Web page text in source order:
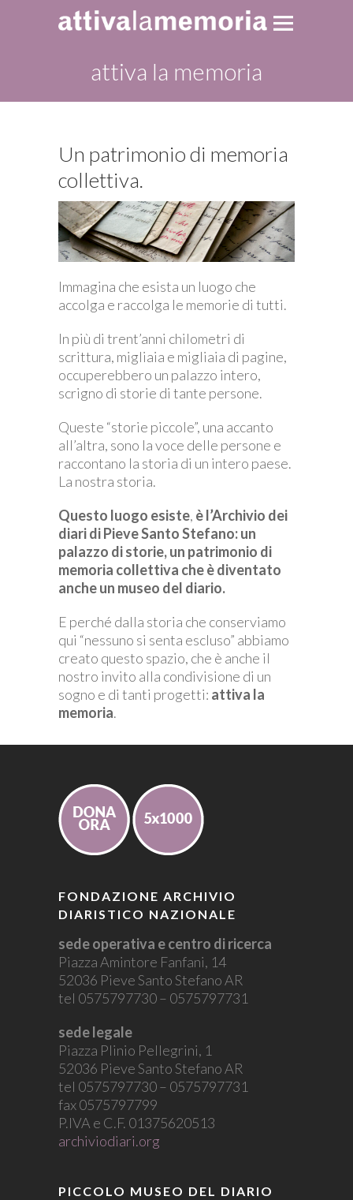
attiva la memoria
Un patrimonio di memoria
collettiva.
Immagina che esista un luogo che
accolga e raccolga le memorie di tutti.
In più di trent’anni chilometri di
scrittura, migliaia e migliaia di pagine,
occuperebbero un palazzo intero,
scrigno di storie di tante persone.
Queste “storie piccole”, una accanto
all’altra, sono la voce delle persone e
raccontano la storia di un intero paese.
La nostra storia.
Questo luogo esiste, è l’Archivio dei
diari di Pieve Santo Stefano: un
palazzo di storie, un patrimonio di
memoria collettiva che è diventato
anche un museo del diario.
E perché dalla storia che conserviamo
qui “nessuno si senta escluso” abbiamo
creato questo spazio, che è anche il
nostro invito alla condivisione di un
sogno e di tanti progetti: attiva la
memoria.
FONDAZIONE ARCHIVIO
DIARISTICO NAZIONALE
sede operativa e centro di ricerca
Piazza Amintore Fanfani, 14
52036 Pieve Santo Stefano AR
tel 0575797730 – 0575797731
sede legale
Piazza Plinio Pellegrini, 1
52036 Pieve Santo Stefano AR
tel 0575797730 – 0575797731
fax 0575797799
P.IVA e C.F. 01375620513
archiviodiari.org
PICCOLO MUSEO DEL DIARIO